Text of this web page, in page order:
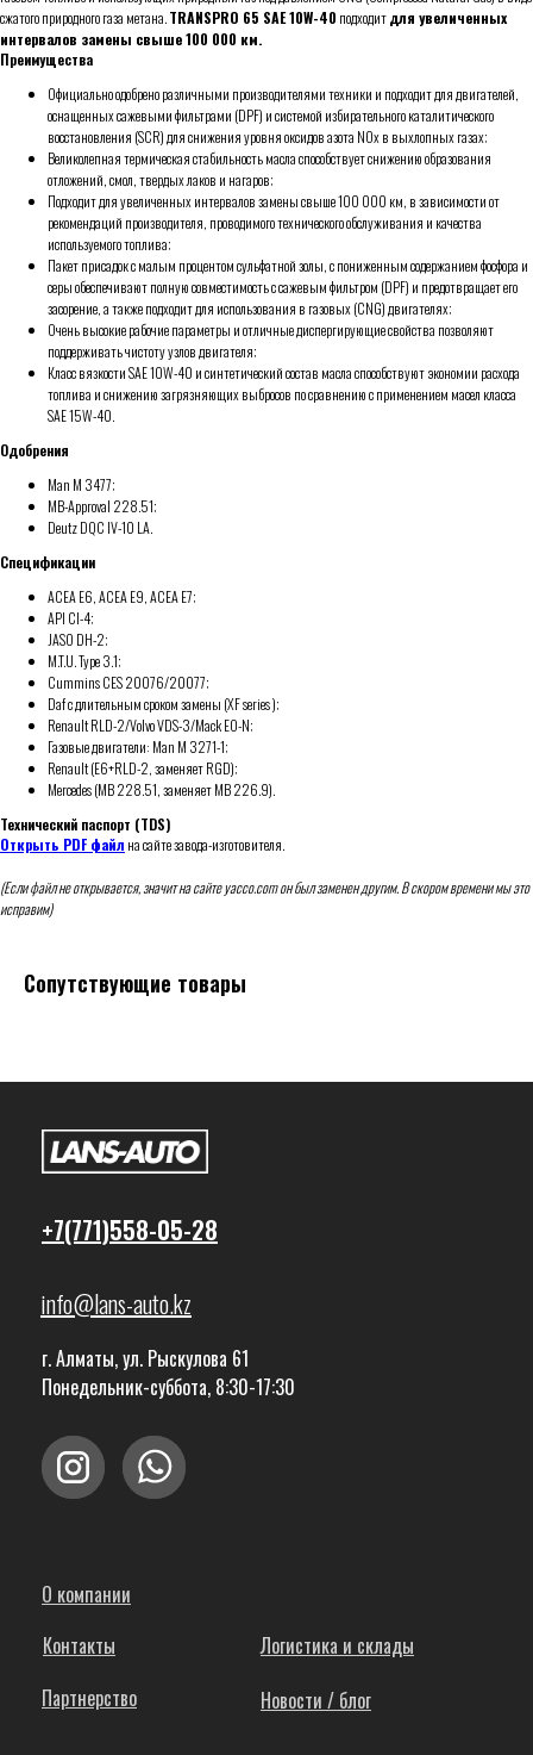
сжатого природного газа метана.TRANSPRO 65 SAE 10W-40 подходитдля увеличенных
интервалов замены свыше 100 000 км.
Преимущества
Официально одобрено различными производителями техники и подходит для двигателей,
оснащенных сажевыми фильтрами (DPF) и системой избирательного каталитического
восстановления (SCR) для снижения уровня оксидов азота NOx в выхлопных газах;
Великолепная термическая стабильность масла способствует снижению образования
отложений, смол, твердых лаков и нагаров;
Подходит для увеличенных интервалов замены свыше 100 000 км, в зависимости от
рекомендаций производителя, проводимого технического обслуживания и качества
используемого топлива;
Пакет присадок с малым процентом сульфатной золы, с пониженным содержанием фосфора и
серы обеспечивают полную совместимость с сажевым фильтром (DPF) и предотвращает его
засорение, а также подходит для использования в газовых (CNG) двигателях;
Очень высокие рабочие параметры и отличные диспергирующие свойства позволяют
поддерживать чистоту узлов двигателя;
Класс вязкости SAE 10W-40 и синтетический состав масла способствуют экономии расхода
топлива и снижению загрязняющих выбросов по сравнению с применением масел класса
SAE 15W-40.
Одобрения
Man M 3477;
MB-Approval 228.51;
Deutz DQC IV-10 LA.
Спецификации
ACEA E6, ACEA E9, ACEA E7;
API CI-4;
JASO DH-2;
M.T.U. Type 3.1;
Cummins CES 20076/20077;
Daf c длительным сроком замены (XF series );
Renault RLD-2/Volvo VDS-3/Mack EO-N;
Газовые двигатели: Man M 3271-1;
Renault (E6+RLD-2, заменяет RGD);
Mercedes (MB 228.51, заменяет MB 226.9).
Технический паспорт (TDS)
Открыть PDF файл на сайте завода-изготовителя.
(Если файл не открывается, значит на сайте yacco.com он был заменен другим. В скором времени мы это
исправим)
Сопутствующие товары
О компании
Контакты
Партнерство
Логистика и склады
+7(771)558-05-28
info@lans-auto.kz
г. Алматы, ул. Рыскулова 61
Понедельник-суббота, 8:30-17:30
Новости / блог